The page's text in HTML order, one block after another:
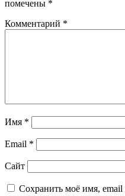
помечены *
Комментарий *
Имя *
Email *
Сайт
Сохранить моё имя, email